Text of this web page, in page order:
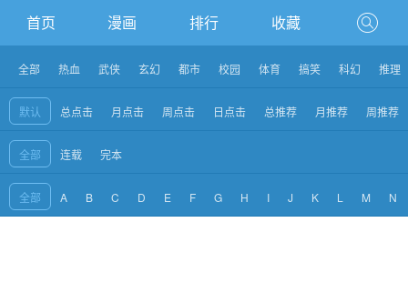
首页 漫画 排行 收藏
全部 热血 武侠 玄幻 都市 校园 体育 搞笑 科幻 推理
默认 总点击 月点击 周点击 日点击 总推荐 月推荐 周推荐
全部 连载 完本
全部 A B C D E F G H I J K L M N